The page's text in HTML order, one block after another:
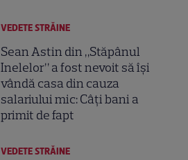
VEDETE STRĂINE
Sean Astin din „Stăpânul
Inelelor” a fost nevoit să își
vândă casa din cauza
salariului mic: Câți bani a
primit de fapt
VEDETE STRĂINE